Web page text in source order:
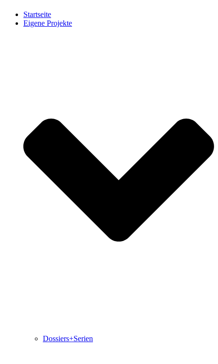
Startseite
Eigene Projekte
Dossiers+Serien